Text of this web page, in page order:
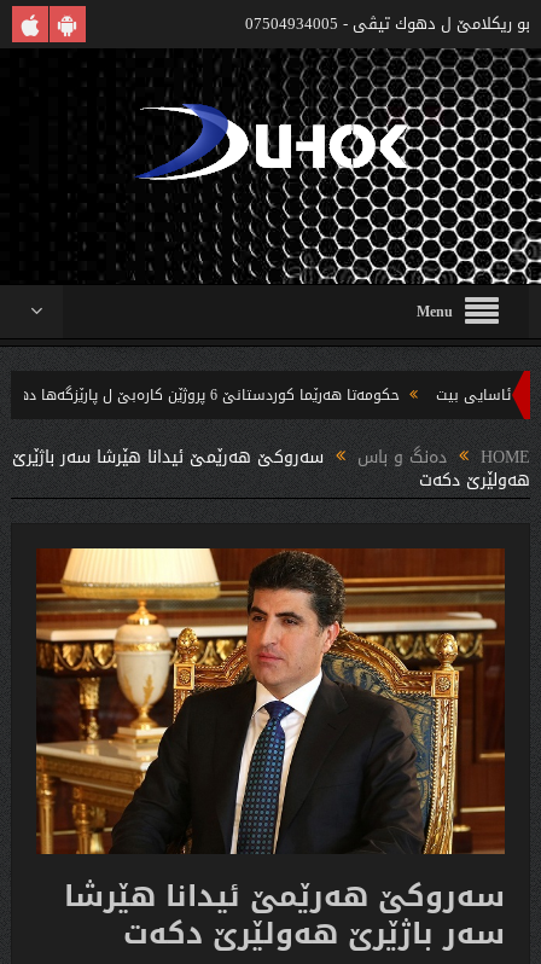
بو ريكلامێ ل دهوك تیڤی - 07504934005
Menu
حکومەتا هەرێما کوردستانێ 6 پروژێن کارەبێ ل پارێزگەها دهوکێ هنارتنه‌ قوناغا بجهئینانێ
بریار ده‌رئێخستن
HOME دەنگ و باس سه‌روكێ هه‌رێمێ ئیدانا هێرشا سه‌ر باژێرێ
هه‌ولێرێ دكه‌ت
سه‌روكێ هه‌رێمێ ئیدانا هێرشا
سه‌ر باژێرێ هه‌ولێرێ دكه‌ت